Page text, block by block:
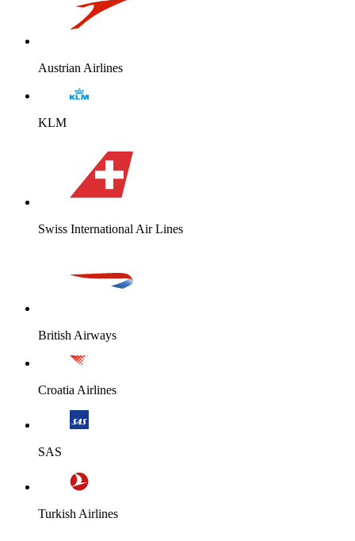
Austrian Airlines
KLM
Swiss International Air Lines
British Airways
Croatia Airlines
SAS
Turkish Airlines